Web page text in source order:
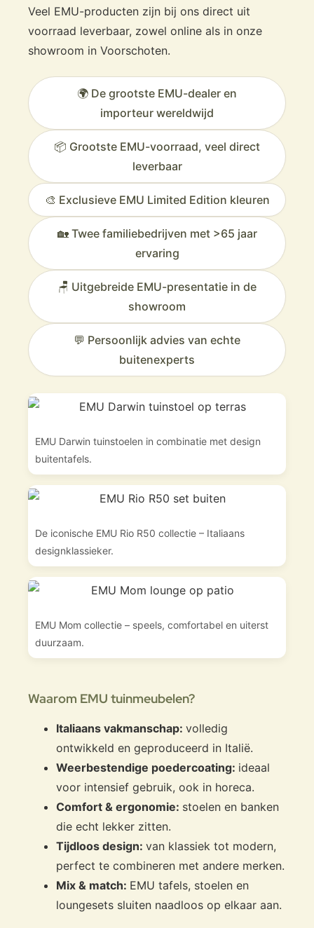
Veel EMU-producten zijn bij ons direct uit
voorraad leverbaar, zowel online als in onze
showroom in Voorschoten.
🌍 De grootste EMU-dealer en
importeur wereldwijd
📦 Grootste EMU-voorraad, veel direct
leverbaar
🎨 Exclusieve EMU Limited Edition kleuren
🏡 Twee familiebedrijven met >65 jaar
ervaring
🪑 Uitgebreide EMU-presentatie in de
showroom
💬 Persoonlijk advies van echte
buitenexperts
EMU Darwin tuinstoelen in combinatie met design
buitentafels.
De iconische EMU Rio R50 collectie – Italiaans
designklassieker.
EMU Mom collectie – speels, comfortabel en uiterst
duurzaam.
Waarom EMU tuinmeubelen?
Italiaans vakmanschap: volledig
ontwikkeld en geproduceerd in Italië.
Weerbestendige poedercoating: ideaal
voor intensief gebruik, ook in horeca.
Comfort & ergonomie: stoelen en banken
die echt lekker zitten.
Tijdloos design: van klassiek tot modern,
perfect te combineren met andere merken.
Mix & match: EMU tafels, stoelen en
loungesets sluiten naadloos op elkaar aan.